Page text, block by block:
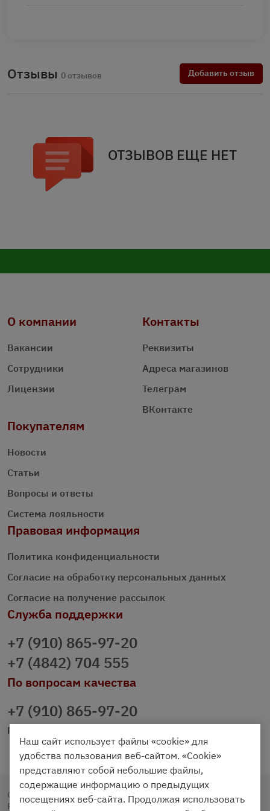
Отзывы 0 отзывов Добавить отзыв
ОТЗЫВОВ ЕЩЕ НЕТ
О компании
Вакансии
Сотрудники
Лицензии
Контакты
Реквизиты
Адреса магазинов
Телеграм
ВКонтакте
Покупателям
Новости
Статьи
Вопросы и ответы
Система лояльности
Правовая информация
Политика конфиденциальности
Согласие на обработку персональных данных
Согласие на получение рассылок
Служба поддержки
+7 (910) 865-97-20
+7 (4842) 704 555
По вопросам качества
+7 (910) 865-97-20
prazdnichniy40@palmi.ru
Copyright © 2020 - 2026. Праздничный Стол.
Разработка и продвижение - Vegas Studio
Наш сайт использует файлы «cookie» для
удобства пользования веб-сайтом. «Cookie»
представляют собой небольшие файлы,
содержащие информацию о предыдущих
посещениях веб-сайта. Продолжая использовать